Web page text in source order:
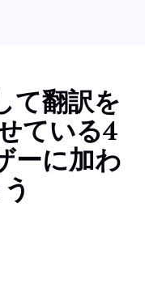
て翻訳を
ている4
ーに加わ